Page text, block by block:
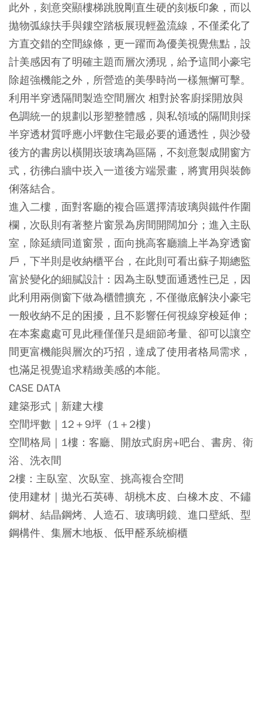
此外，刻意突顯樓梯跳脫剛直生硬的刻板印象，而以
拋物弧線扶手與鏤空踏板展現輕盈流線，不僅柔化了
方直交錯的空間線條，更一躍而為優美視覺焦點，設
計美感因有了明確主題而層次湧現，給予這間小豪宅
除超強機能之外，所營造的美學時尚一樣無懈可擊。
利用半穿透隔間製造空間層次 相對於客廚採開放與
色調統一的規劃以形塑整體感，與私領域的隔間則採
半穿透材質呼應小坪數住宅最必要的通透性，與沙發
後方的書房以橫開崁玻璃為區隔，不刻意製成開窗方
式，彷彿白牆中崁入一道後方端景畫，將實用與裝飾
俐落結合。
進入二樓，面對客廳的複合區選擇清玻璃與鐵件作圍
欄，次臥則有著整片窗景為房間開闊加分；進入主臥
室，除延續同道窗景，面向挑高客廳牆上半為穿透窗
戶，下半則是收納櫃平台，在此則可看出蘇子期總監
富於變化的細膩設計：因為主臥雙面通透性已足，因
此利用兩側窗下做為櫃體擴充，不僅徹底解決小豪宅
一般收納不足的困擾，且不影響任何視線穿梭延伸；
在本案處處可見此種僅僅只是細節考量、卻可以讓空
間更富機能與層次的巧招，達成了使用者格局需求，
也滿足視覺追求精緻美感的本能。
CASE DATA
建築形式｜新建大樓
空間坪數｜12＋9坪（1＋2樓）
空間格局｜1樓：客廳、開放式廚房+吧台、書房、衛
浴、洗衣間
2樓：主臥室、次臥室、挑高複合空間
使用建材｜拋光石英磚、胡桃木皮、白橡木皮、不鏽
鋼材、結晶鋼烤、人造石、玻璃明鏡、進口壁紙、型
鋼構件、集層木地板、低甲醛系統櫥櫃